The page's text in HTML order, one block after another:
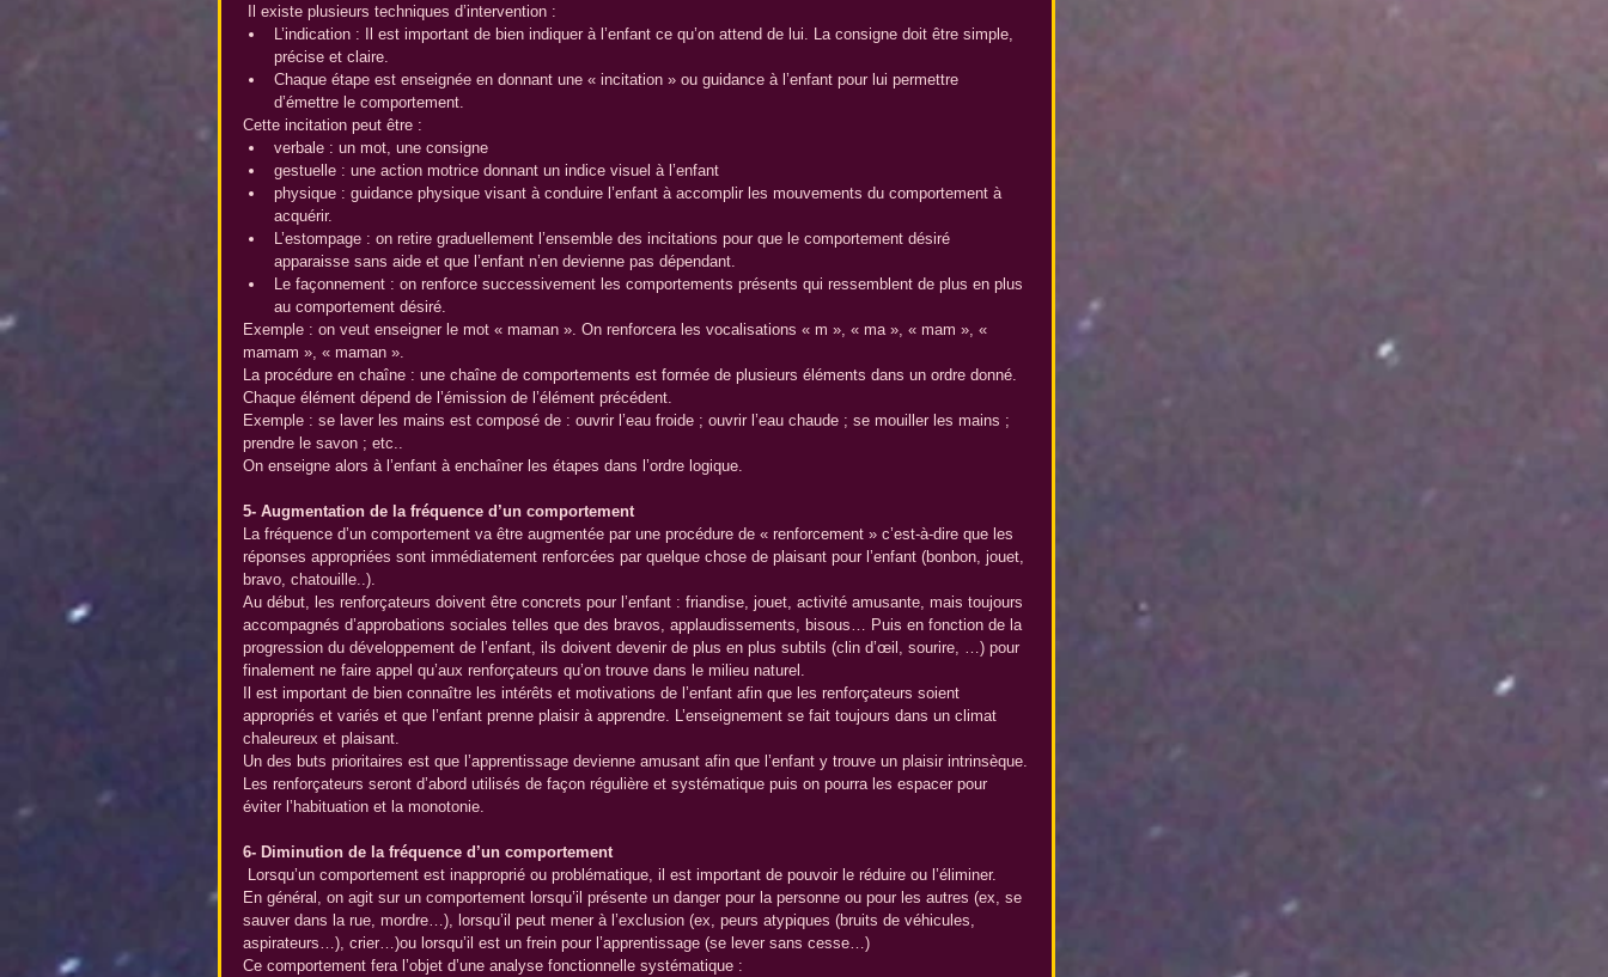
Il existe plusieurs techniques d’intervention :
L’indication : Il est important de bien indiquer à l’enfant ce qu’on attend de lui. La consigne doit être simple,
précise et claire.
Chaque étape est enseignée en donnant une « incitation » ou guidance à l’enfant pour lui permettre
d’émettre le comportement.
Cette incitation peut être :
verbale : un mot, une consigne
gestuelle : une action motrice donnant un indice visuel à l’enfant
physique : guidance physique visant à conduire l’enfant à accomplir les mouvements du comportement à
acquérir.
L’estompage : on retire graduellement l’ensemble des incitations pour que le comportement désiré
apparaisse sans aide et que l’enfant n’en devienne pas dépendant.
Le façonnement : on renforce successivement les comportements présents qui ressemblent de plus en plus
au comportement désiré.
Exemple : on veut enseigner le mot « maman ». On renforcera les vocalisations « m », « ma », « mam », «
mamam », « maman ».
La procédure en chaîne : une chaîne de comportements est formée de plusieurs éléments dans un ordre donné.
Chaque élément dépend de l’émission de l’élément précédent.
Exemple : se laver les mains est composé de : ouvrir l’eau froide ; ouvrir l’eau chaude ; se mouiller les mains ;
prendre le savon ; etc..
On enseigne alors à l’enfant à enchaîner les étapes dans l’ordre logique.
5- Augmentation de la fréquence d’un comportement
La fréquence d’un comportement va être augmentée par une procédure de « renforcement » c’est-à-dire que les
réponses appropriées sont immédiatement renforcées par quelque chose de plaisant pour l’enfant (bonbon, jouet,
bravo, chatouille..).
Au début, les renforçateurs doivent être concrets pour l’enfant : friandise, jouet, activité amusante, mais toujours
accompagnés d’approbations sociales telles que des bravos, applaudissements, bisous… Puis en fonction de la
progression du développement de l’enfant, ils doivent devenir de plus en plus subtils (clin d’œil, sourire, …) pour
finalement ne faire appel qu’aux renforçateurs qu’on trouve dans le milieu naturel.
Il est important de bien connaître les intérêts et motivations de l’enfant afin que les renforçateurs soient
appropriés et variés et que l’enfant prenne plaisir à apprendre. L’enseignement se fait toujours dans un climat
chaleureux et plaisant.
Un des buts prioritaires est que l’apprentissage devienne amusant afin que l’enfant y trouve un plaisir intrinsèque.
Les renforçateurs seront d’abord utilisés de façon régulière et systématique puis on pourra les espacer pour
éviter l’habituation et la monotonie.
6- Diminution de la fréquence d’un comportement
Lorsqu’un comportement est inapproprié ou problématique, il est important de pouvoir le réduire ou l’éliminer.
En général, on agit sur un comportement lorsqu’il présente un danger pour la personne ou pour les autres (ex, se
sauver dans la rue, mordre…), lorsqu’il peut mener à l’exclusion (ex, peurs atypiques (bruits de véhicules,
aspirateurs…), crier…)ou lorsqu’il est un frein pour l’apprentissage (se lever sans cesse…)
Ce comportement fera l’objet d’une analyse fonctionnelle systématique :